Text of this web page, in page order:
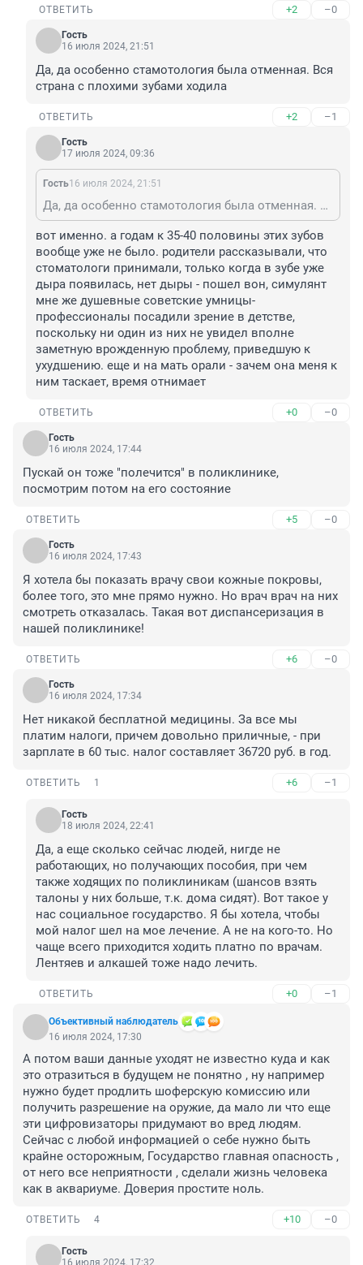
ОТВЕТИТЬ +2 –0
Гость
16 июля 2024, 21:51
Да, да особенно стамотология была отменная. Вся
страна с плохими зубами ходила
ОТВЕТИТЬ +2 –1
Гость
17 июля 2024, 09:36
Гость16 июля 2024, 21:51
Да, да особенно стамотология была отменная. Вся страна с плохими зубами ходила
вот именно. а годам к 35-40 половины этих зубов
вообще уже не было. родители рассказывали, что
стоматологи принимали, только когда в зубе уже
дыра появилась, нет дыры - пошел вон, симулянт
мне же душевные советские умницы-
профессионалы посадили зрение в детстве,
поскольку ни один из них не увидел вполне
заметную врожденную проблему, приведшую к
ухудшению. еще и на мать орали - зачем она меня к
ним таскает, время отнимает
ОТВЕТИТЬ +0 –0
Гость
16 июля 2024, 17:44
Пускай он тоже "полечится" в поликлинике,
посмотрим потом на его состояние
ОТВЕТИТЬ +5 –0
Гость
16 июля 2024, 17:43
Я хотела бы показать врачу свои кожные покровы,
более того, это мне прямо нужно. Но врач врач на них
смотреть отказалась. Такая вот диспансеризация в
нашей поликлинике!
ОТВЕТИТЬ +6 –0
Гость
16 июля 2024, 17:34
Нет никакой бесплатной медицины. За все мы
платим налоги, причем довольно приличные, - при
зарплате в 60 тыс. налог составляет 36720 руб. в год.
ОТВЕТИТЬ 1 +6 –1
Гость
18 июля 2024, 22:41
Да, а еще сколько сейчас людей, нигде не
работающих, но получающих пособия, при чем
также ходящих по поликлиникам (шансов взять
талоны у них больше, т.к. дома сидят). Вот такое у
нас социальное государство. Я бы хотела, чтобы
мой налог шел на мое лечение. А не на кого-то. Но
чаще всего приходится ходить платно по врачам.
Лентяев и алкашей тоже надо лечить.
ОТВЕТИТЬ +0 –1
Объективный наблюдатель
16 июля 2024, 17:30
А потом ваши данные уходят не известно куда и как
это отразиться в будущем не понятно , ну например
нужно будет продлить шоферскую комиссию или
получить разрешение на оружие, да мало ли что еще
эти цифровизаторы придумают во вред людям.
Сейчас с любой информацией о себе нужно быть
крайне осторожным, Государство главная опасность ,
от него все неприятности , сделали жизнь человека
как в аквариуме. Доверия простите ноль.
ОТВЕТИТЬ 4 +10 –0
Гость
16 июля 2024, 17:32